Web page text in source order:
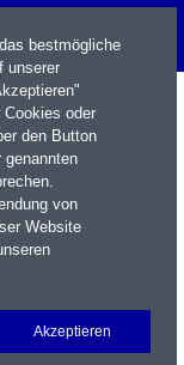
Login
bestmögliche
unserer
oder
den Button
genannten
von
Website
Akzeptieren